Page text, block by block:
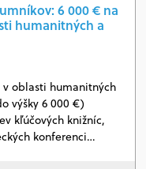
6 000 € na
humanitných a
v oblasti humanitných
výšky 6 000 €)
kľúčových knižníc,
konferenci…